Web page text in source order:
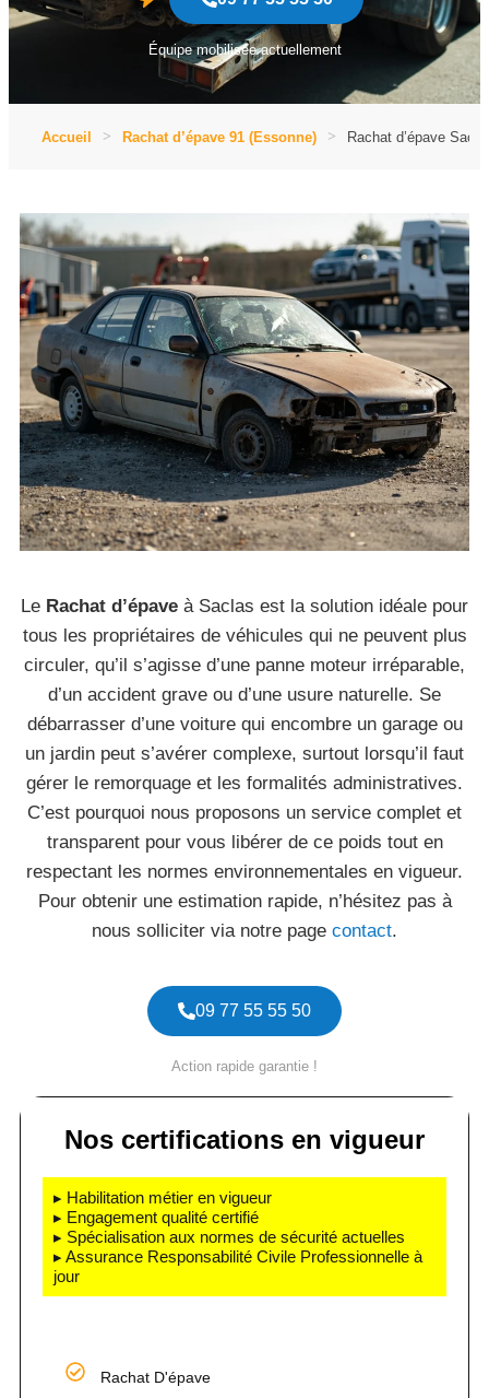
Équipe mobilisée actuellement
Accueil Rachat d’épave 91 (Essonne) Rachat d’épave
Le Rachat d’épave à Saclas est la solution idéale pour
tous les propriétaires de véhicules qui ne peuvent plus
circuler, qu’il s’agisse d’une panne moteur irréparable,
d’un accident grave ou d’une usure naturelle. Se
débarrasser d’une voiture qui encombre un garage ou
un jardin peut s’avérer complexe, surtout lorsqu’il faut
gérer le remorquage et les formalités administratives.
C’est pourquoi nous proposons un service complet et
transparent pour vous libérer de ce poids tout en
respectant les normes environnementales en vigueur.
Pour obtenir une estimation rapide, n’hésitez pas à
nous solliciter via notre page contact.
09 77 55 55 50
Action rapide garantie !
Nos certifications en vigueur
▸ Habilitation métier en vigueur
▸ Engagement qualité certifié
▸ Spécialisation aux normes de sécurité actuelles
▸ Assurance Responsabilité Civile Professionnelle à
jour
Rachat D'épave